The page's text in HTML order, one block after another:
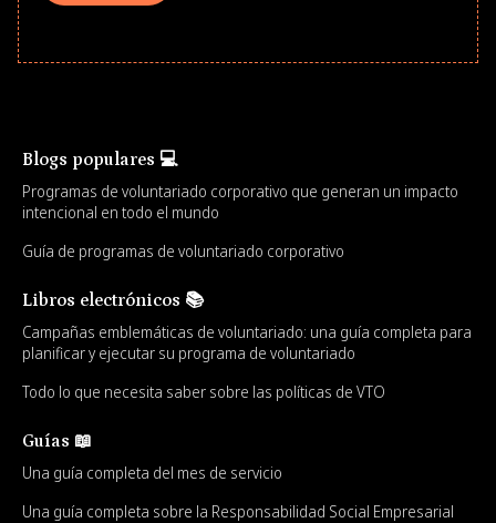
Blogs populares 💻
Programas de voluntariado corporativo que generan un impacto
intencional en todo el mundo
Guía de programas de voluntariado corporativo
Libros electrónicos 📚
Campañas emblemáticas de voluntariado: una guía completa para
planificar y ejecutar su programa de voluntariado
Todo lo que necesita saber sobre las políticas de VTO
Guías 📖
Una guía completa del mes de servicio
Una guía completa sobre la Responsabilidad Social Empresarial